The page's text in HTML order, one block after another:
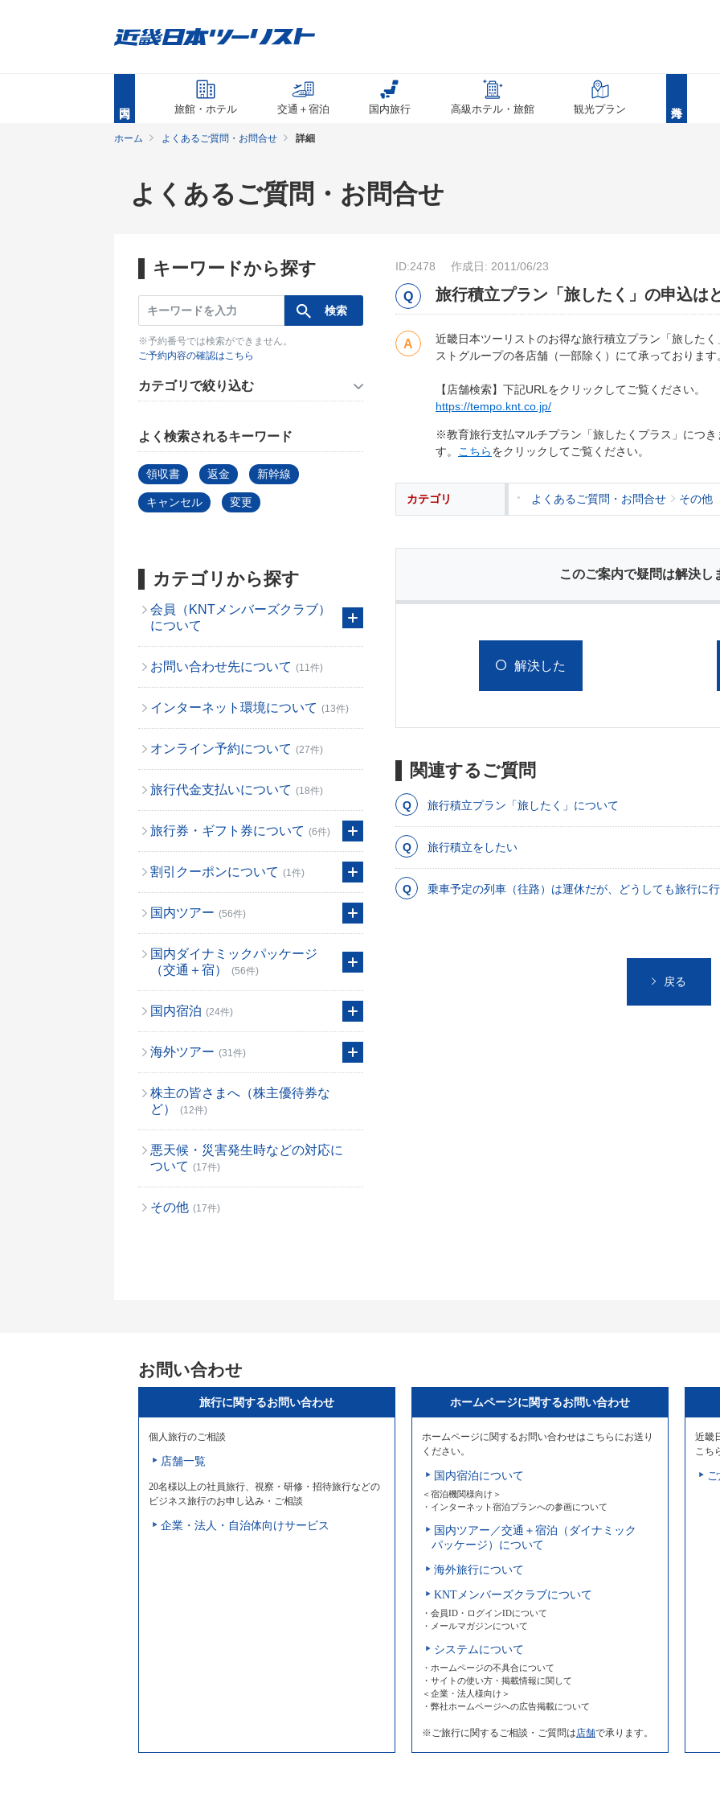
旅館・ホテル 交通＋宿泊 国内旅行 高級ホテル・旅館 観光プラン
ホーム よくあるご質問・お問合せ 詳細
よくあるご質問・お問合せ
キーワードから探す
※予約番号では検索ができません。
ご予約内容の確認はこちら
カテゴリで絞り込む
よく検索されるキーワード
領収書 返金 新幹線
キャンセル 変更
カテゴリから探す
会員（KNTメンバーズクラブ）
について
お問い合わせ先について (11件)
インターネット環境について (13件)
オンライン予約について (27件)
旅行代金支払いについて (18件)
旅行券・ギフト券について (6件)
割引クーポンについて (1件)
国内ツアー (56件)
国内ダイナミックパッケージ
（交通＋宿）
(56件)
国内宿泊 (24件)
海外ツアー (31件)
株主の皆さまへ（株主優待券な
ど）
(12件)
悪天候・災害発生時などの対応に
ついて (17件)
その他 (17件)
ID:2478 作成日: 2011/06/23
旅行積立プラン「旅したく」の申込は
近畿日本ツーリストのお得な旅行積立プラン「旅した
ストグループの各店舗（一部除く）にて承っております
【店舗検索】下記URLをクリックしてご覧ください。
https://tempo.knt.co.jp/
※教育旅行支払マルチプラン「旅したくプラス」につ
す。
こちらをクリックしてご覧ください。
カテゴリ よくあるご質問・お問合せ その他
このご案内で疑問は解決し
解決した
関連するご質問
旅行積立プラン「旅したく」について
旅行積立をしたい
乗車予定の列車（往路）は運休だが、どうしても旅行に
戻る
お問い合わせ
旅行に関するお問い合わせ
個人旅行のご相談
店舗一覧
20名様以上の社員旅行、視察・研修・招待旅行などの
ビジネス旅行のお申し込み・ご相談
企業・法人・自治体向けサービス
ホームページに関するお問い合わせ
ホームページに関するお問い合わせはこちらにお送り
ください。
国内宿泊について
＜宿泊機関様向け＞
・インターネット宿泊プランへの参画について
国内ツアー／交通＋宿泊（ダイナミック
パッケージ）について
海外旅行について
KNTメンバーズクラブについて
・会員ID・ログインIDについて
・メールマガジンについて
システムについて
・ホームページの不具合について
・サイトの使い方・掲載情報に関して
＜企業・法人様向け＞
・弊社ホームページへの広告掲載について
※ご旅行に関するご相談・ご質問は店舗で承ります。
近畿
こち